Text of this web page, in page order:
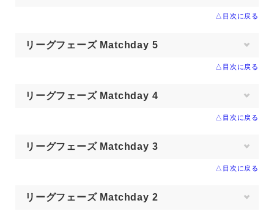
△目次に戻る
リーグフェーズ Matchday 5
△目次に戻る
リーグフェーズ Matchday 4
△目次に戻る
リーグフェーズ Matchday 3
△目次に戻る
リーグフェーズ Matchday 2